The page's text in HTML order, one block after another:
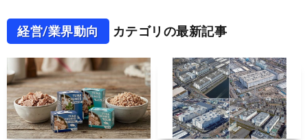
経営/業界動向 カテゴリの最新記事